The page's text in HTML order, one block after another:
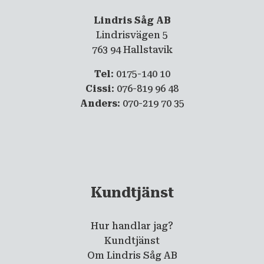
Lindris Såg AB
Lindrisvägen 5
763 94 Hallstavik
Tel: 0175-140 10
Cissi: 076-819 96 48
Anders: 070-219 70 35
Kundtjänst
Hur handlar jag?
Kundtjänst
Om Lindris Såg AB